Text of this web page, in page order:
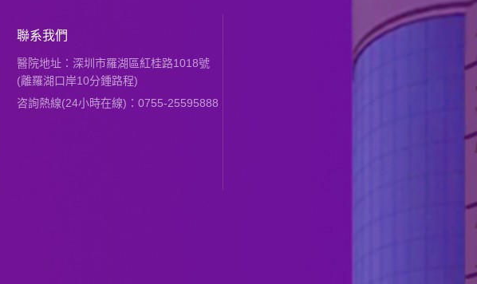
聯系我們
醫院地址：深圳市羅湖區紅桂路1018號
(離羅湖口岸10分鍾路程)
咨詢熱線(24小時在線)：0755-25595888